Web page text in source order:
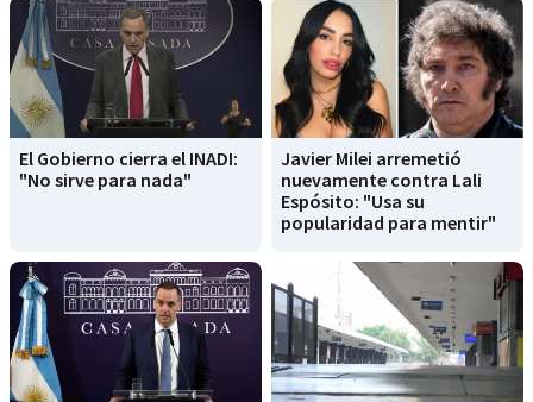
El Gobierno cierra el INADI:
"No sirve para nada"
Javier Milei arremetió
nuevamente contra Lali
Espósito: "Usa su
popularidad para mentir"